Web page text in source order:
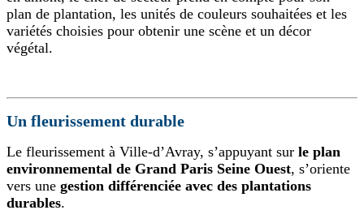
plan de plantation, les unités de couleurs souhaitées et les
variétés choisies pour obtenir une scène et un décor
végétal.
Un fleurissement durable
Le fleurissement à Ville-d’Avray, s’appuyant sur le plan
environnemental de Grand Paris Seine Ouest, s’oriente
vers une gestion différenciée avec des plantations
durables.